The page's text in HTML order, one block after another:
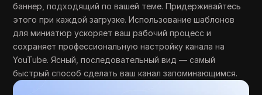
баннер, подходящий по вашей теме. Придерживайтесь
этого при каждой загрузке. Использование шаблонов
для миниатюр ускоряет ваш рабочий процесс и
сохраняет профессиональную настройку канала на
YouTube. Ясный, последовательный вид — самый
быстрый способ сделать ваш канал запоминающимся.